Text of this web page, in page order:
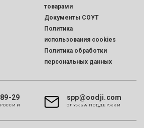
товарами
Документы СОУТ
Политика
использования cookies
Политика обработки
персональных данных
29 spp@oodji.com
CЛУЖБА ПОДДЕРЖКИ